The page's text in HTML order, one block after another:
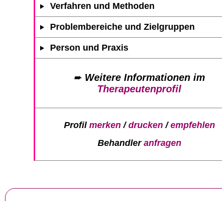
Verfahren und Methoden
Problembereiche und Zielgruppen
Person und Praxis
➨ Weitere Informationen im
Therapeutenprofil
Profil merken/drucken/empfehlen
Behandler anfragen